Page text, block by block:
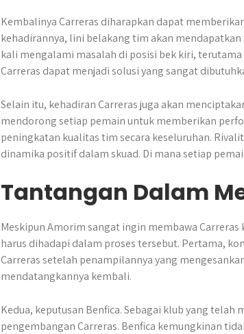
Kembalinya Carreras diharapkan dapat
kehadirannya, lini belakang tim akan
kali mengalami masalah di posisi bek kiri,
Carreras dapat menjadi solusi yang sangat
Selain itu, kehadiran Carreras juga akan
mendorong setiap pemain untuk memberikan
peningkatan kualitas tim secara keseluruhan.
dinamika positif dalam skuad. Di mana setiap
Tantangan Dalam
Meskipun Amorim sangat ingin membawa
harus dihadapi dalam proses tersebut. Pertama,
Carreras setelah penampilannya yang
mendatangkannya kembali.
Kedua, keputusan Benfica. Sebagai klub yang
pengembangan Carreras. Benfica kemungkinan